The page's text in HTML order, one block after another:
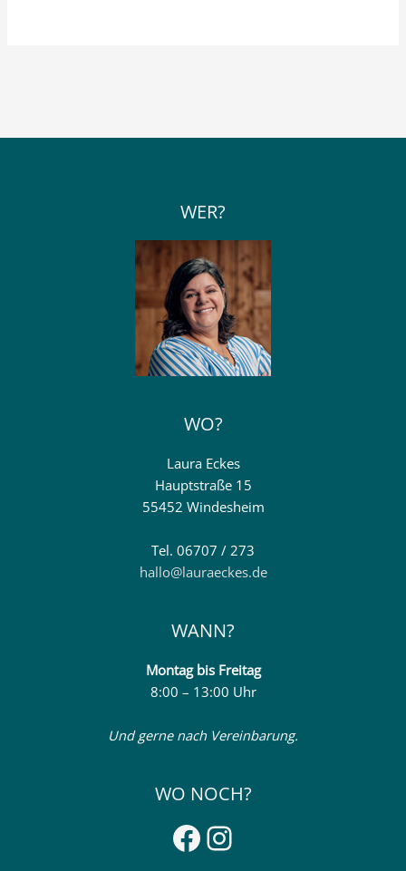
WER?
WO?
Laura Eckes
Hauptstraße 15
55452 Windesheim
Tel. 06707 / 273
hallo@lauraeckes.de
WANN?
Montagbis Freitag
8:00 – 13:00 Uhr
Und gerne nach Vereinbarung.
WO NOCH?
Facebook
Instagram